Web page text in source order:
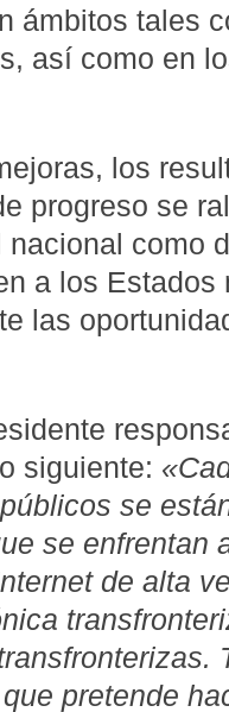
ámbitos tales
así como en
los
progreso se
como
a los Estados
las
siguiente:
se
se enfrentan
de alta
pretende